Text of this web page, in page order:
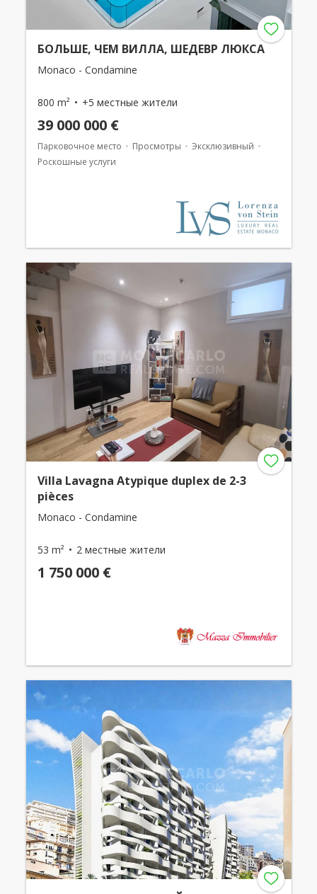
БОЛЬШЕ, ЧЕМ ВИЛЛА, ШЕДЕВР ЛЮКСА
Monaco - Condamine
800 m² +5 местные жители
39 000 000 €
Парковочное место Просмотры
Эксклюзивный
Роскошные услуги
Villa Lavagna Atypique duplex de 2-3
pièces
Monaco - Condamine
53 m² 2 местные жители
1 750 000 €